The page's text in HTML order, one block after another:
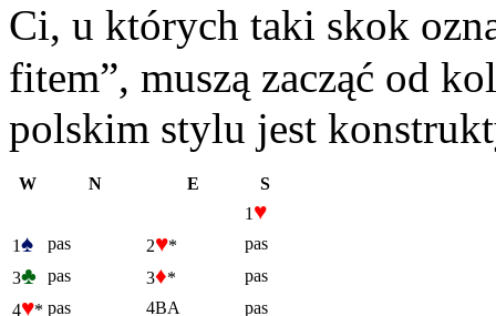
Ci, u których taki skok
fitem”, muszą zacząć od
polskim stylu jest
W N E
S
1 ♥
1♠ pas 2♥*
pas
3♣ pas 3♦*
pas
4♥* pas 4BA
pas